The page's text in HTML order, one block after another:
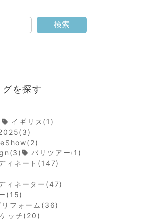
検索
を探す
イギリス(1)
パリツアー(1)
ィネート(147)
ィネーター(47)
(15)
リフォーム(36)
ッチ(20)